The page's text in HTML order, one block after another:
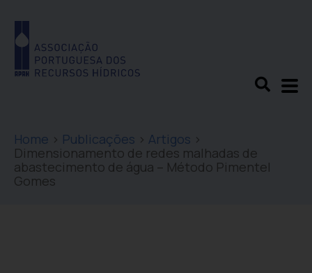
Home > Publicações > Artigos >
Dimensionamento de redes malhadas de
abastecimento de água – Método Pimentel
Gomes